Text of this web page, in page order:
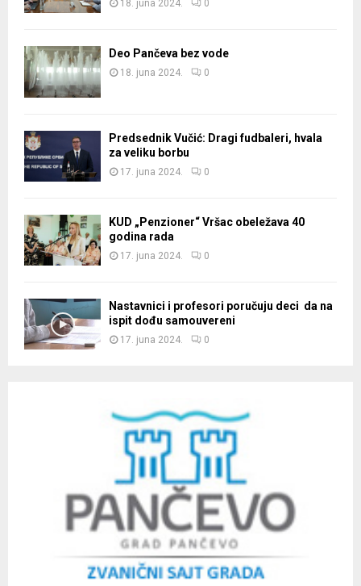
18. juna 2024. 0
Deo Pančeva bez vode
18. juna 2024. 0
Predsednik Vučić: Dragi fudbaleri, hvala
za veliku borbu
17. juna 2024. 0
KUD „Penzioner“ Vršac obeležava 40
godina rada
17. juna 2024. 0
Nastavnici i profesori poručuju deci da na
ispit dođu samouvereni
17. juna 2024. 0